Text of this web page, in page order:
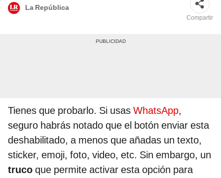
La República
Compartir
Tienes que probarlo. Si usas WhatsApp,
seguro habrás notado que el botón enviar esta
deshabilitado, a menos que añadas un texto,
sticker, emoji, foto, video, etc. Sin embargo, un
truco que permite activar esta opción para